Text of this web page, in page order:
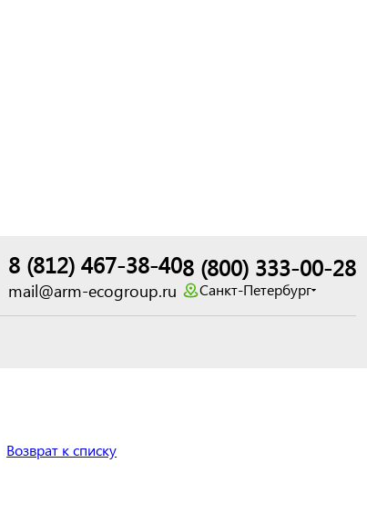
8 (812) 467-38-40
mail@arm-ecogroup.ru
8 (800) 333-00-28
Санкт-Петербург
Возврат к списку